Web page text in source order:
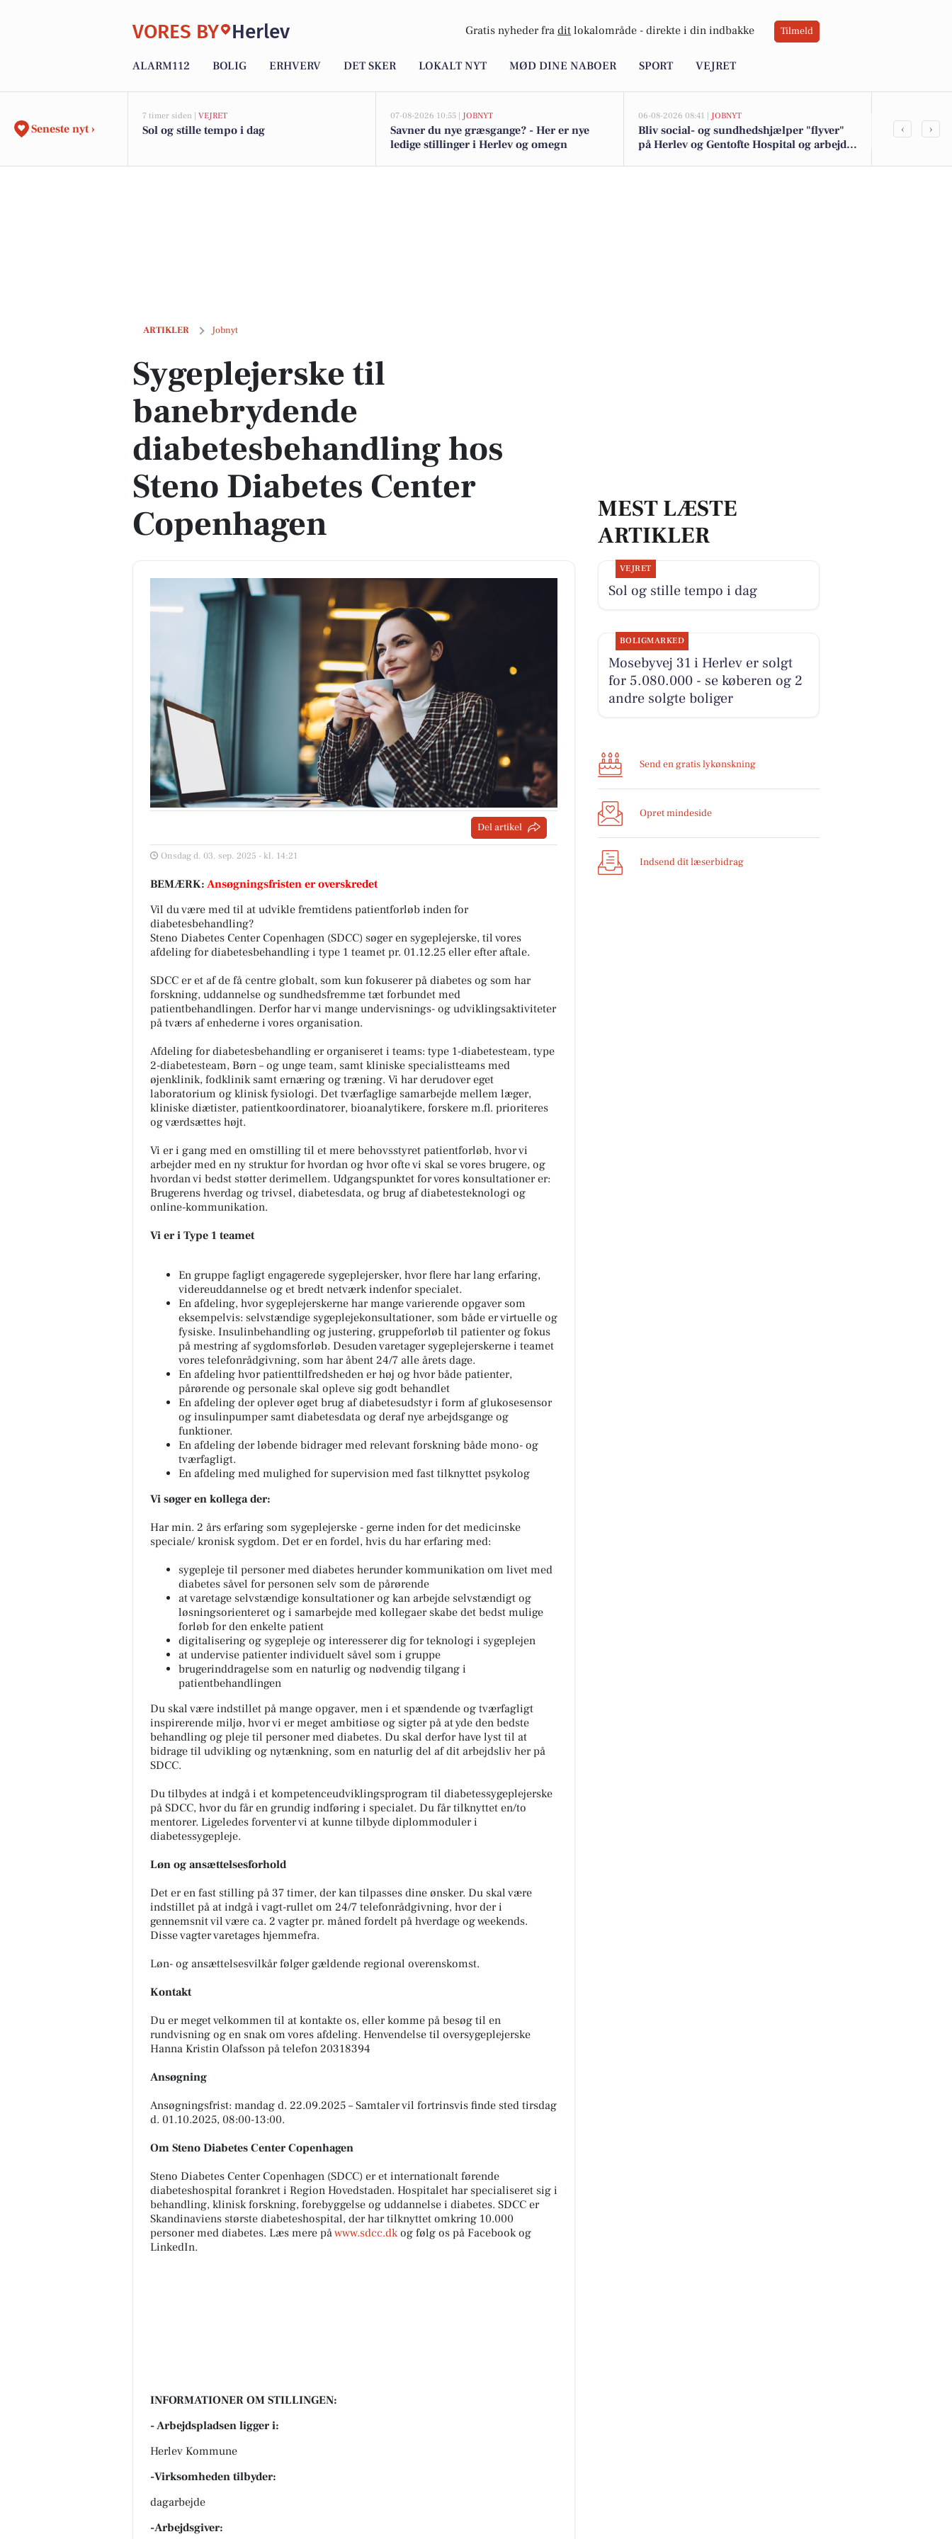
VORES BY Herlev Gratis nyheder fra dit lokalområde - direkte i din indbakke Tilmeld
ALARM112 BOLIG ERHVERV DET SKER LOKALT NYT MØD DINE NABOER SPORT VEJRET
Seneste nyt ›
7 timer siden | VEJRET
Sol og stille tempo i dag
07-08-2026 10:55 | JOBNYT
Savner du nye græsgange? - Her er nye
ledige stillinger i Herlev og omegn
06-08-2026 08:41 | JOBNYT
Bliv social- og sundhedshjælper "flyver"
på Herlev og Gentofte Hospital og arbejd
‹ ›
ARTIKLER Jobnyt
Sygeplejerske til banebrydende diabetesbehandling hos Steno Diabetes Center Copenhagen
Sygeplejerske til
banebrydende
diabetesbehandling hos
Steno Diabetes Center
Copenhagen
Del artikel
Onsdag d. 03. sep. 2025 - kl. 14:21
BEMÆRK: Ansøgningsfristen er overskredet
Vil du være med til at udvikle fremtidens patientforløb inden for
diabetesbehandling?
Steno Diabetes Center Copenhagen (SDCC) søger en sygeplejerske, til vores
afdeling for diabetesbehandling i type 1 teamet pr. 01.12.25 eller efter aftale.
SDCC er et af de få centre globalt, som kun fokuserer på diabetes og som har
forskning, uddannelse og sundhedsfremme tæt forbundet med
patientbehandlingen. Derfor har vi mange undervisnings- og udviklingsaktiviteter
på tværs af enhederne i vores organisation.
Afdeling for diabetesbehandling er organiseret i teams: type 1-diabetesteam, type
2-diabetesteam, Børn – og unge team, samt kliniske specialistteams med
øjenklinik, fodklinik samt ernæring og træning. Vi har derudover eget
laboratorium og klinisk fysiologi. Det tværfaglige samarbejde mellem læger,
kliniske diætister, patientkoordinatorer, bioanalytikere, forskere m.fl. prioriteres
og værdsættes højt.
Vi er i gang med en omstilling til et mere behovsstyret patientforløb, hvor vi
arbejder med en ny struktur for hvordan og hvor ofte vi skal se vores brugere, og
hvordan vi bedst støtter derimellem. Udgangspunktet for vores konsultationer er:
Brugerens hverdag og trivsel, diabetesdata, og brug af diabetesteknologi og
online-kommunikation.
Vi er i Type 1 teamet
En gruppe fagligt engagerede sygeplejersker, hvor flere har lang erfaring,
videreuddannelse og et bredt netværk indenfor specialet.
En afdeling, hvor sygeplejerskerne har mange varierende opgaver som
eksempelvis: selvstændige sygeplejekonsultationer, som både er virtuelle og
fysiske. Insulinbehandling og justering, gruppeforløb til patienter og fokus
på mestring af sygdomsforløb. Desuden varetager sygeplejerskerne i teamet
vores telefonrådgivning, som har åbent 24/7 alle årets dage.
En afdeling hvor patienttilfredsheden er høj og hvor både patienter,
pårørende og personale skal opleve sig godt behandlet
En afdeling der oplever øget brug af diabetesudstyr i form af glukosesensor
og insulinpumper samt diabetesdata og deraf nye arbejdsgange og
funktioner.
En afdeling der løbende bidrager med relevant forskning både mono- og
tværfagligt.
En afdeling med mulighed for supervision med fast tilknyttet psykolog
Vi søger en kollega der:
Har min. 2 års erfaring som sygeplejerske - gerne inden for det medicinske
speciale/ kronisk sygdom. Det er en fordel, hvis du har erfaring med:
sygepleje til personer med diabetes herunder kommunikation om livet med
diabetes såvel for personen selv som de pårørende
at varetage selvstændige konsultationer og kan arbejde selvstændigt og
løsningsorienteret og i samarbejde med kollegaer skabe det bedst mulige
forløb for den enkelte patient
digitalisering og sygepleje og interesserer dig for teknologi i sygeplejen
at undervise patienter individuelt såvel som i gruppe
brugerinddragelse som en naturlig og nødvendig tilgang i
patientbehandlingen
Du skal være indstillet på mange opgaver, men i et spændende og tværfagligt
inspirerende miljø, hvor vi er meget ambitiøse og sigter på at yde den bedste
behandling og pleje til personer med diabetes. Du skal derfor have lyst til at
bidrage til udvikling og nytænkning, som en naturlig del af dit arbejdsliv her på
SDCC.
Du tilbydes at indgå i et kompetenceudviklingsprogram til diabetessygeplejerske
på SDCC, hvor du får en grundig indføring i specialet. Du får tilknyttet en/to
mentorer. Ligeledes forventer vi at kunne tilbyde diplommoduler i
diabetessygepleje.
Løn og ansættelsesforhold
Det er en fast stilling på 37 timer, der kan tilpasses dine ønsker. Du skal være
indstillet på at indgå i vagt-rullet om 24/7 telefonrådgivning, hvor der i
gennemsnit vil være ca. 2 vagter pr. måned fordelt på hverdage og weekends.
Disse vagter varetages hjemmefra.
Løn- og ansættelsesvilkår følger gældende regional overenskomst.
Kontakt
Du er meget velkommen til at kontakte os, eller komme på besøg til en
rundvisning og en snak om vores afdeling. Henvendelse til oversygeplejerske
Hanna Kristin Olafsson på telefon 20318394
Ansøgning
Ansøgningsfrist: mandag d. 22.09.2025 – Samtaler vil fortrinsvis finde sted tirsdag
d. 01.10.2025, 08:00-13:00.
Om Steno Diabetes Center Copenhagen
Steno Diabetes Center Copenhagen (SDCC) er et internationalt førende
diabeteshospital forankret i Region Hovedstaden. Hospitalet har specialiseret sig i
behandling, klinisk forskning, forebyggelse og uddannelse i diabetes. SDCC er
Skandinaviens største diabeteshospital, der har tilknyttet omkring 10.000
personer med diabetes. Læs mere påwww.sdcc.dkog følg os på Facebook og
LinkedIn.
INFORMATIONER OM STILLINGEN:
- Arbejdspladsen ligger i:
Herlev Kommune
-Virksomheden tilbyder:
dagarbejde
-Arbejdsgiver:
MEST LÆSTE
ARTIKLER
VEJRET
Sol og stille tempo i dag
BOLIGMARKED
Mosebyvej 31 i Herlev er solgt
for 5.080.000 - se køberen og 2
andre solgte boliger
Send en gratis lykønskning
Opret mindeside
Indsend dit læserbidrag